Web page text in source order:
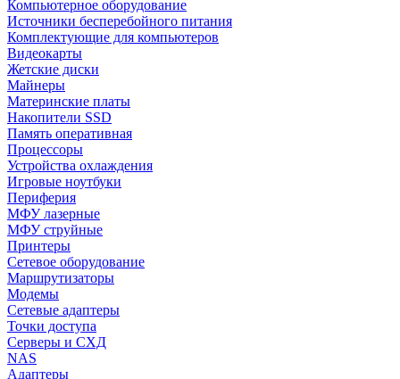
Компьютерное оборудование
Источники бесперебойного питания
Комплектующие для компьютеров
Видеокарты
Жетские диски
Майнеры
Материнские платы
Накопители SSD
Память оперативная
Процессоры
Устройства охлаждения
Игровые ноутбуки
Периферия
МФУ лазерные
МФУ струйные
Принтеры
Сетевое оборудование
Маршрутизаторы
Модемы
Сетевые адаптеры
Точки доступа
Серверы и СХД
NAS
Адаптеры